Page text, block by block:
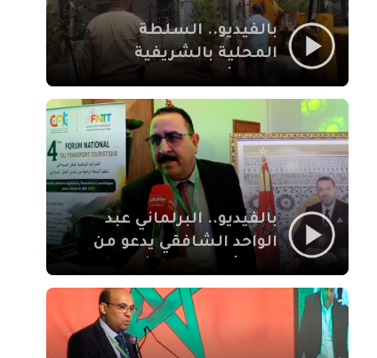
بالفيديو.. السلطة
المحلية بالشريفية
بنايات غير قانونية بإقامة
الإيمان
بالفيديو.. البرلماني عبد
الواحد الشافقي يدعو من
النقل السياحي لمواكبة